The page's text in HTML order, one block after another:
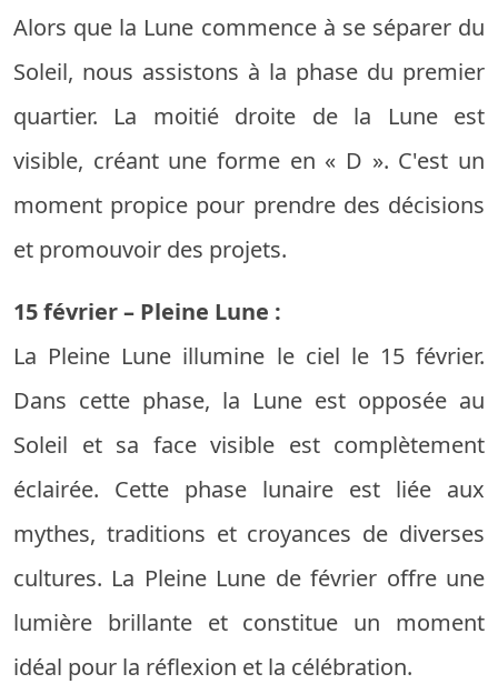
Alors que la Lune commence à se séparer du
Soleil, nous assistons à la phase du premier
quartier. La moitié droite de la Lune est
visible, créant une forme en « D ». C'est un
moment propice pour prendre des décisions
et promouvoir des projets.
15 février – Pleine Lune :
La Pleine Lune illumine le ciel le 15 février.
Dans cette phase, la Lune est opposée au
Soleil et sa face visible est complètement
éclairée. Cette phase lunaire est liée aux
mythes, traditions et croyances de diverses
cultures. La Pleine Lune de février offre une
lumière brillante et constitue un moment
idéal pour la réflexion et la célébration.